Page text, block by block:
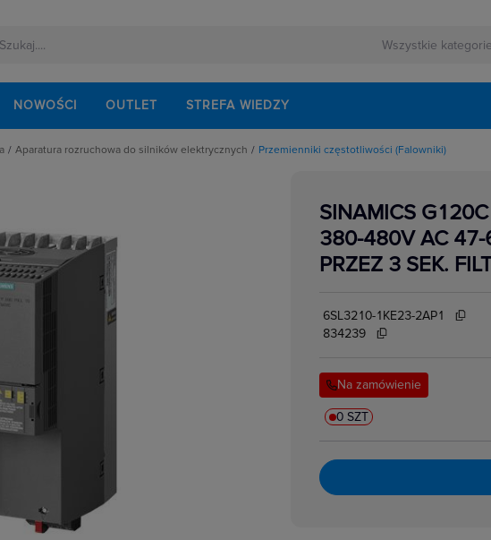
NOWOŚCI OUTLET STREFA WIEDZY
napięcia
krańcowe
i sygnalizacji
bezpiecznikowe
silników elektrycznych
Aparatura rozruchowa do silników elektrycznych
Regulatory prędkości
Rezystory hamujące
Serwonapędy
Softstarty (Rozruszniki)
Stycznikowe układy gwiazda-trójkąt
Zestawy rozruchowe silnika
Przemienniki częstotliwości (Falowniki)
SINAMICS
380-480V AC 47-
PRZEZ 3 SEK.
6SL3210-1KE23-2AP1
834239
Na zamówienie
0 SZT